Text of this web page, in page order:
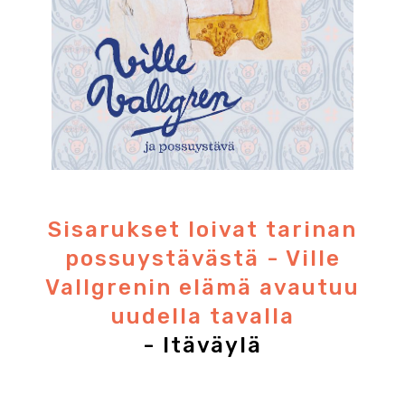
Sisarukset loivat tarinan
possuystävästä - Ville
Vallgrenin elämä avautuu
uudella tavalla
- Itäväylä